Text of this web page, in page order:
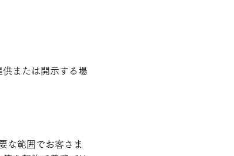
または開示する場
な範囲でお客さま